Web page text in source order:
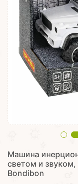
Машина
светом и
Bondibon